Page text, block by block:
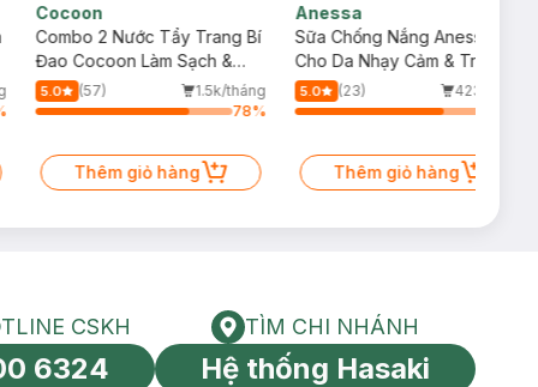
Cocoon
Combo 2 Nước Tẩy Trang Bí
Đao Cocoon Làm Sạch &
Giảm Dầu 500ml
5.0 (57)
1.5k/tháng
78%
Thêm giỏ hàng
Anessa
Sữa Chống Nắng Anessa
Cho Da Nhạy Cảm & Trẻ Em
60ml (Mới)
5.0 (23)
423/tháng
Thêm giỏ hàng
toàn cầu
HOTLINE CSKH
CSKH
6324
Tìm chi nhánh
TÌM CHI NHÁNH
Hệ thống Hasaki